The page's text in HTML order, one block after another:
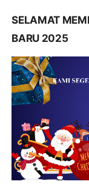
SELAMAT
BARU 2025